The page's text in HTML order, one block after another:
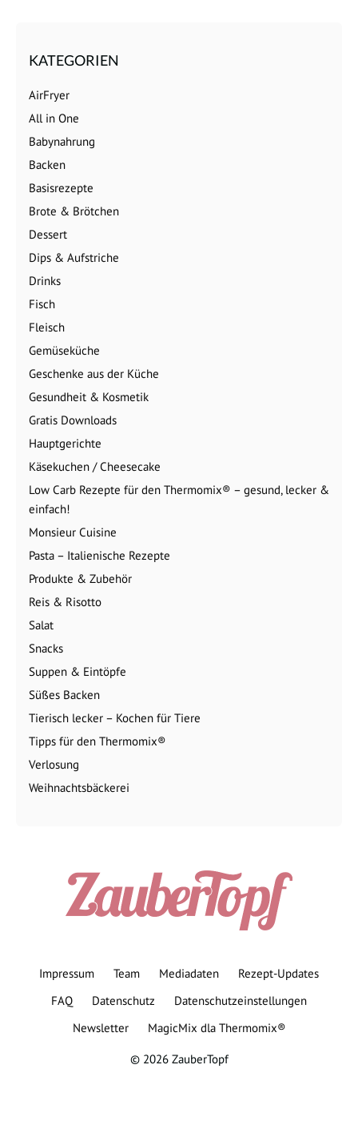
KATEGORIEN
AirFryer
All in One
Babynahrung
Backen
Basisrezepte
Brote & Brötchen
Dessert
Dips & Aufstriche
Drinks
Fisch
Fleisch
Gemüseküche
Geschenke aus der Küche
Gesundheit & Kosmetik
Gratis Downloads
Hauptgerichte
Käsekuchen / Cheesecake
Low Carb Rezepte für den Thermomix® – gesund, lecker &
einfach!
Monsieur Cuisine
Pasta – Italienische Rezepte
Produkte & Zubehör
Reis & Risotto
Salat
Snacks
Suppen & Eintöpfe
Süßes Backen
Tierisch lecker – Kochen für Tiere
Tipps für den Thermomix®
Verlosung
Weihnachtsbäckerei
Impressum Team Mediadaten
Rezept-Updates
FAQ
Datenschutz
Datenschutzeinstellungen
Newsletter
MagicMix dla Thermomix®
© 2026 ZauberTopf